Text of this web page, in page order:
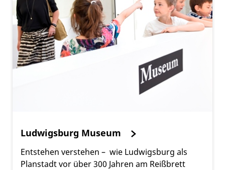
Ludwigsburg Museum
Entstehen verstehen – wie Ludwigsburg als
Planstadt vor über 300 Jahren am Reißbrett